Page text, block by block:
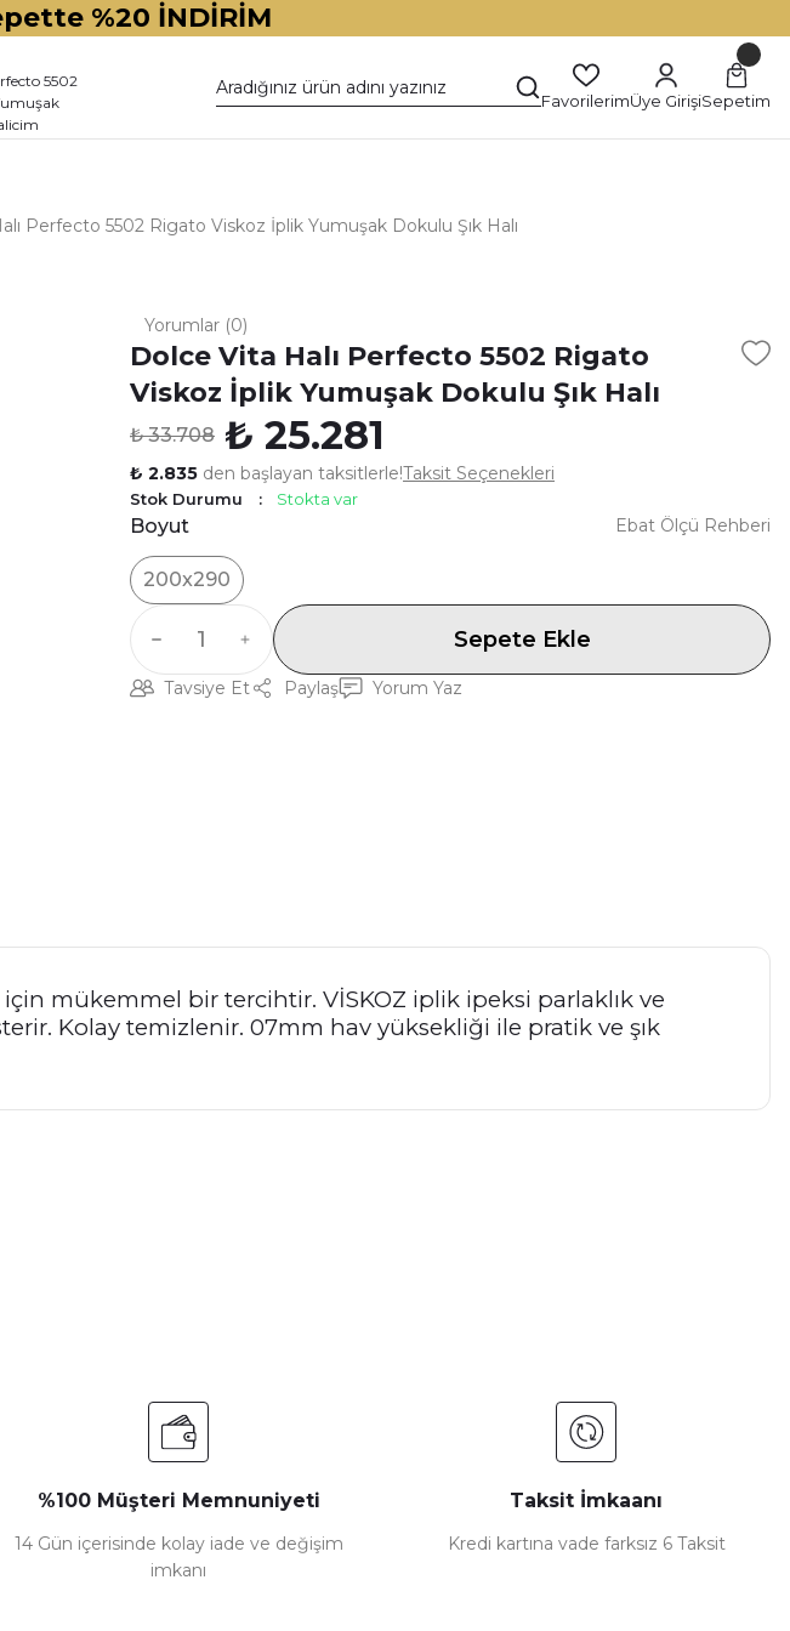
%20 İNDİRİM
FavorilerimÜye GirişiSepetim
Perfecto 5502 Rigato Viskoz İplik Yumuşak Dokulu Şık Halı
Yorumlar (0)
Dolce Vita Halı Perfecto 5502 Rigato
Viskoz İplik Yumuşak Dokulu Şık Halı
₺ 33.708 ₺ 25.281
₺ 2.835 den başlayan taksitlerle!Taksit Seçenekleri
Stok Durumu Stokta var
Boyut
200x290
Ebat Ölçü Rehberi
Sepete Ekle
Tavsiye Et Paylaş Yorum Yaz
mükemmel bir tercihtir. VİSKOZ iplik ipeksi parlaklık ve
Kolay temizlenir. 07mm hav yüksekliği ile pratik ve şık
%100 Müşteri Memnuniyeti
14 Gün içerisinde kolay iade ve değişim
imkanı
Taksit İmkaanı
Kredi kartına vade farksız 6 Taksit